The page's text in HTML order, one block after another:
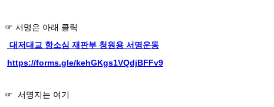
☞ 서명은 아래 클릭
대저대교 항소심 재판부 청원용 서명운동
https://forms.gle/kehGKgs1VQdjBFFv9
☞ 서명지는 여기